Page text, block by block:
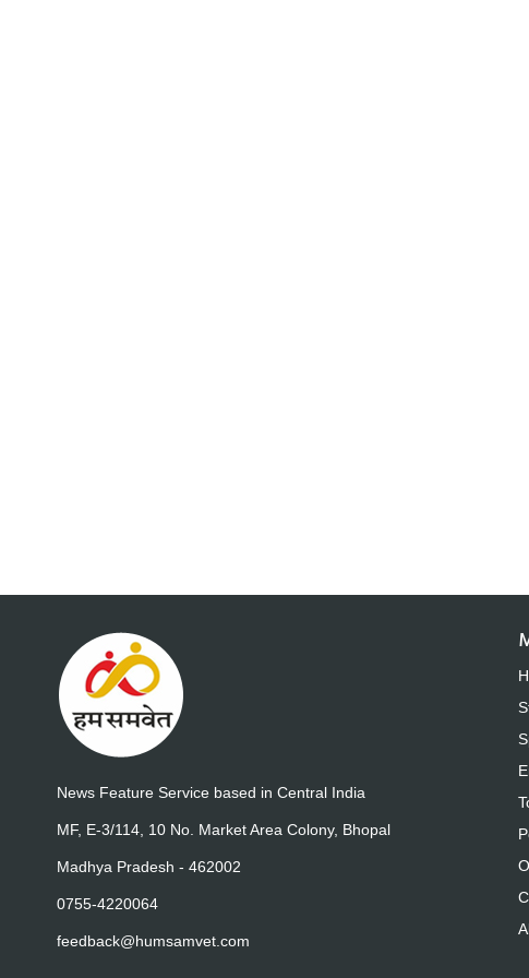
News Feature Service based in Central India
MF, E-3/114, 10 No. Market Area Colony, Bhopal
Madhya Pradesh - 462002
0755-4220064
feedback@humsamvet.com